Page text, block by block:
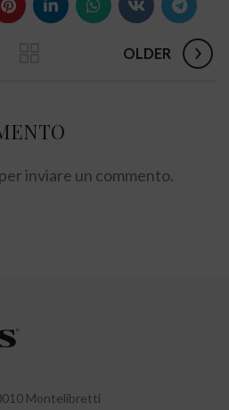
OLDER
per inviare un commento.
Montelibretti